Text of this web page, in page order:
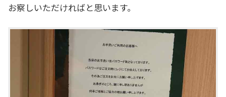
お察しいただければと思います。